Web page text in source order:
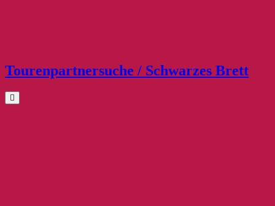
Tourenpartnersuche / Schwarzes Brett